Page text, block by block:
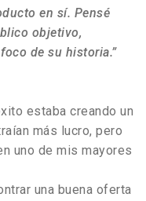
en sí. Pensé
objetivo,
de su historia.”
estaba creando un
más lucro, pero
uno de mis mayores
una buena oferta